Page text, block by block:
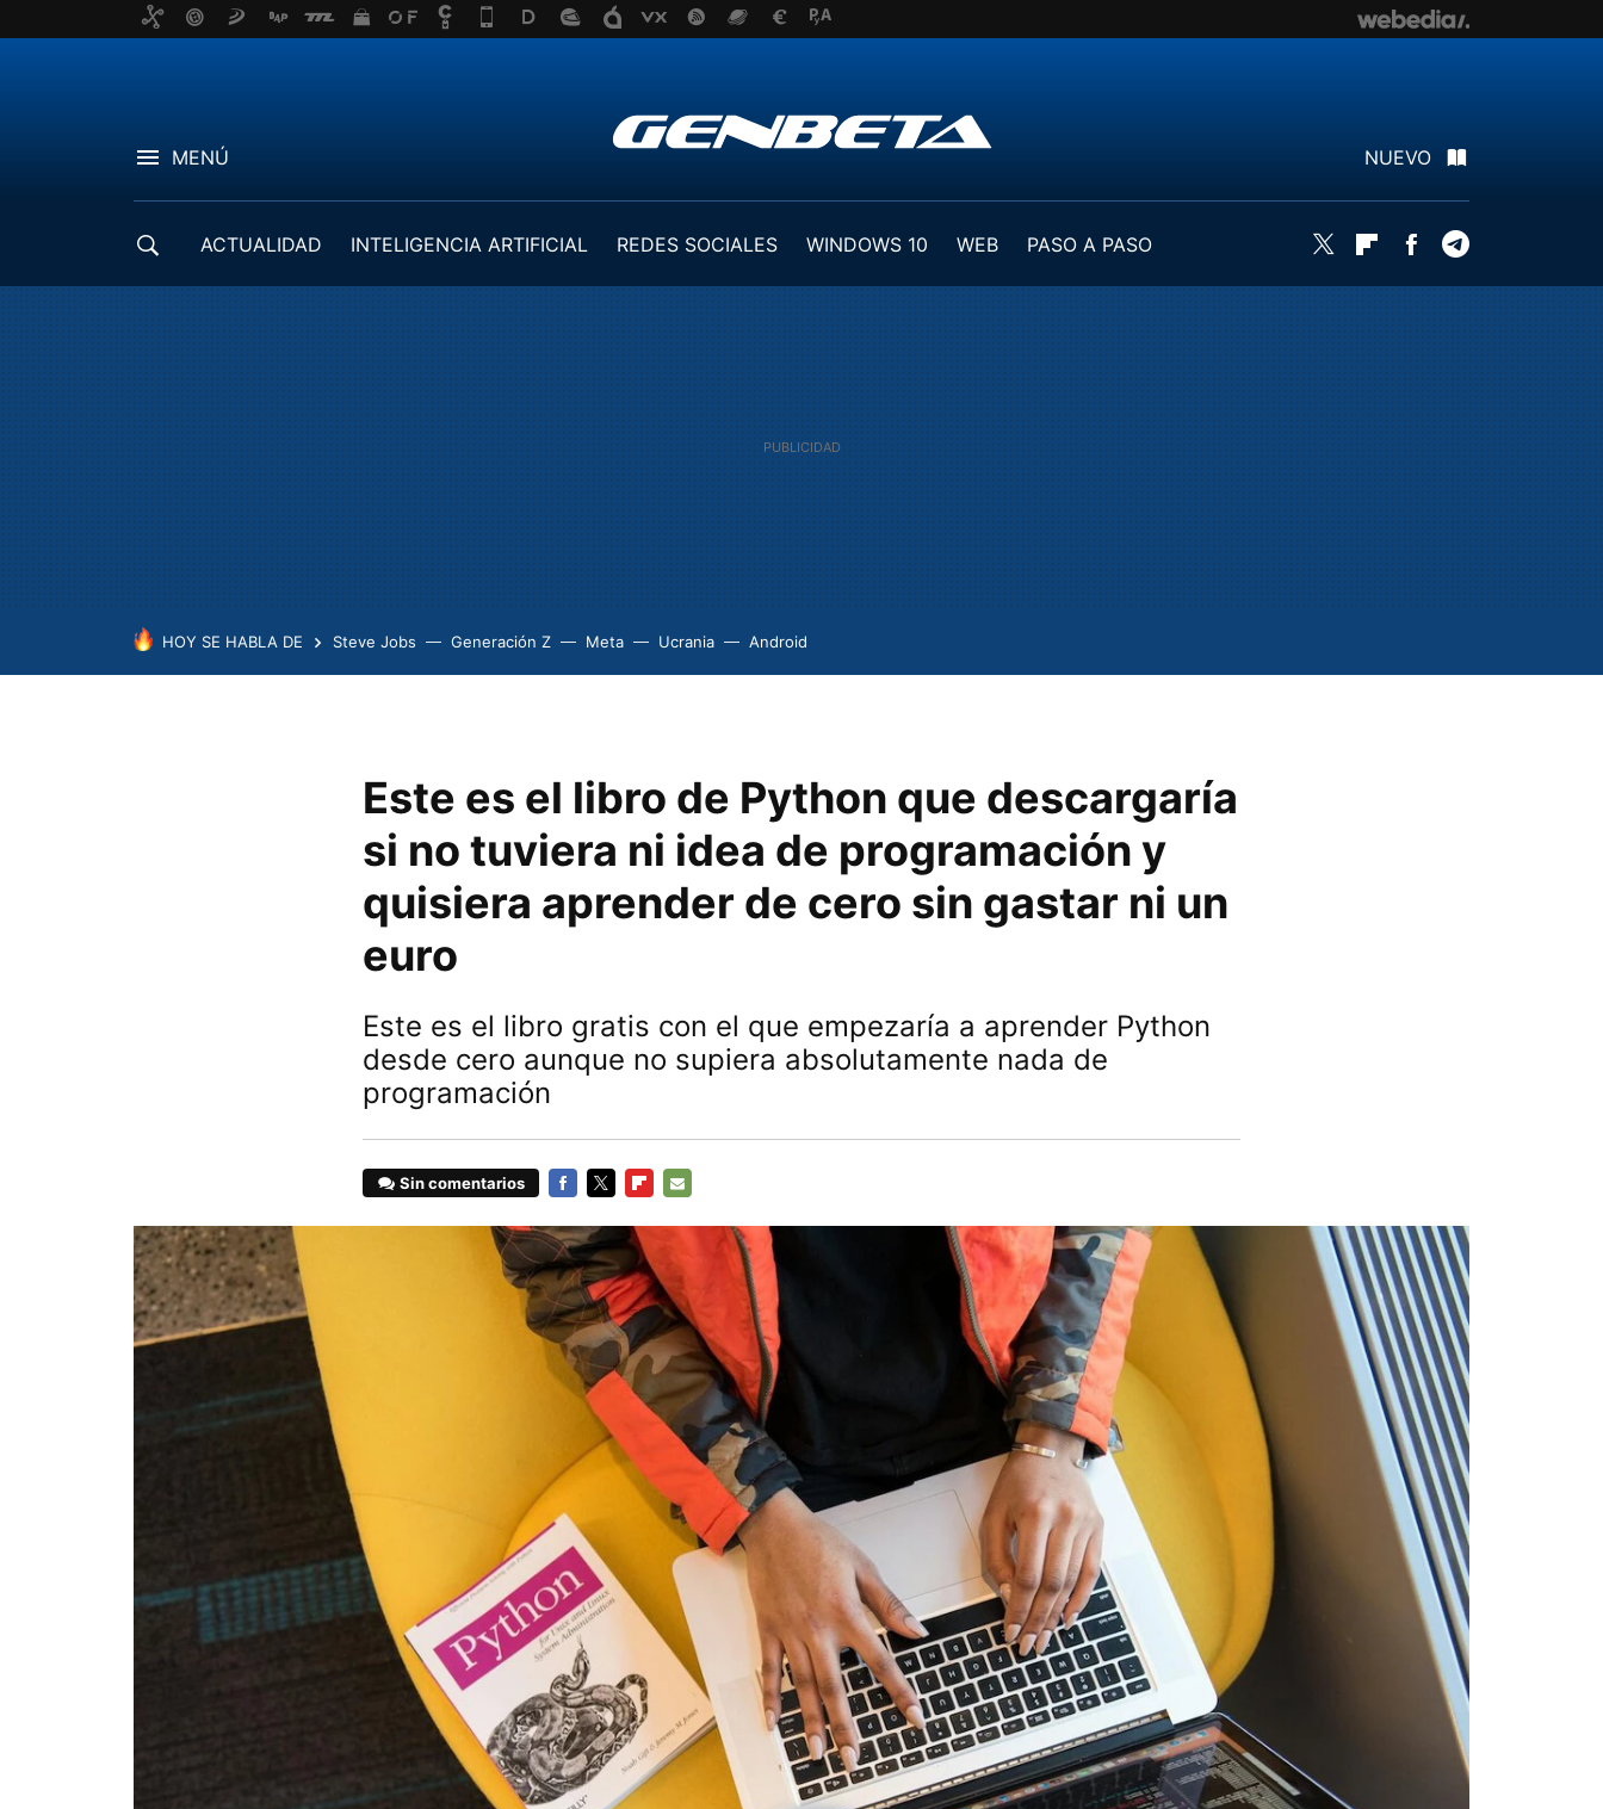
MENÚ NUEVO
ACTUALIDAD INTELIGENCIA ARTIFICIAL REDES SOCIALES WINDOWS 10 WEB
PASO A PASO
Twitter FlipboardFacebook
HOY SE HABLA DE Steve Jobs Generación Z Meta Ucrania Android
Este es el libro de Python que descargaría
si no tuviera ni idea de programación y
quisiera aprender de cero sin gastar ni un
euro
Este es el libro gratis con el que empezaría a aprender Python
desde cero aunque no supiera absolutamente nada de
programación
Sin comentarios